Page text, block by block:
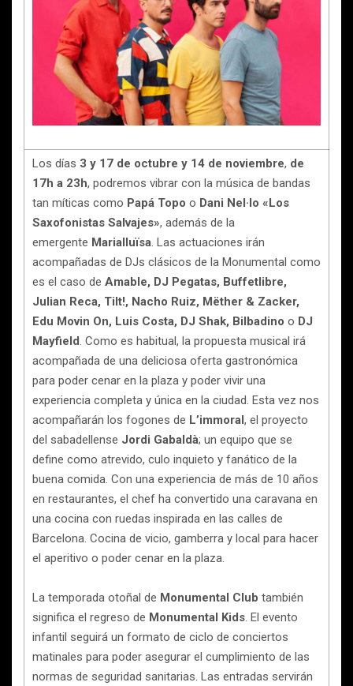
Los días 3 y 17 de octubre y 14 de noviembre, de
17h a 23h, podremos vibrar con la música de bandas
tan míticas como Papá Topo o Dani Nel·lo «Los
Saxofonistas Salvajes», además de la
emergente Marialluïsa. Las actuaciones irán
acompañadas de DJs clásicos de la Monumental como
es el caso de Amable, DJ Pegatas, Buffetlibre,
Julian Reca, Tilt!, Nacho Ruiz, Mëther & Zacker,
Edu Movin On, Luis Costa, DJ Shak, Bilbadino o DJ
Mayfield. Como es habitual, la propuesta musical irá
acompañada de una deliciosa oferta gastronómica
para poder cenar en la plaza y poder vivir una
experiencia completa y única en la ciudad. Esta vez nos
acompañarán los fogones de L’immoral, el proyecto
del sabadellense Jordi Gabaldà; un equipo que se
define como atrevido, culo inquieto y fanático de la
buena comida. Con una experiencia de más de 10 años
en restaurantes, el chef ha convertido una caravana en
una cocina con ruedas inspirada en las calles de
Barcelona. Cocina de vicio, gamberra y local para hacer
el aperitivo o poder cenar en la plaza.
La temporada otoñal de Monumental Club también
significa el regreso de Monumental Kids. El evento
infantil seguirá un formato de ciclo de conciertos
matinales para poder asegurar el cumplimiento de las
normas de seguridad sanitarias. Las entradas servirán